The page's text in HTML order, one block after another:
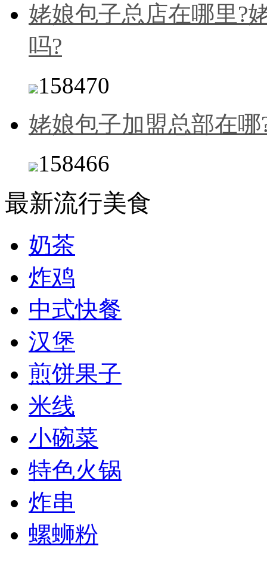
姥娘包子总店在哪里?
吗?
158470
姥娘包子加盟总部在
158466
最新流行美食
奶茶
炸鸡
中式快餐
汉堡
煎饼果子
米线
小碗菜
特色火锅
炸串
螺蛳粉